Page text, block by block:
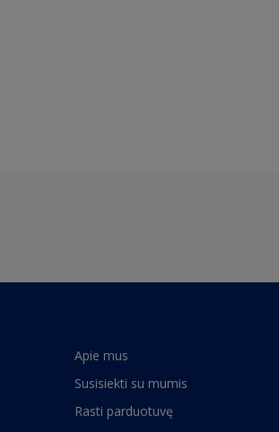
Apie mus
Susisiekti su mumis
Rasti parduotuvę